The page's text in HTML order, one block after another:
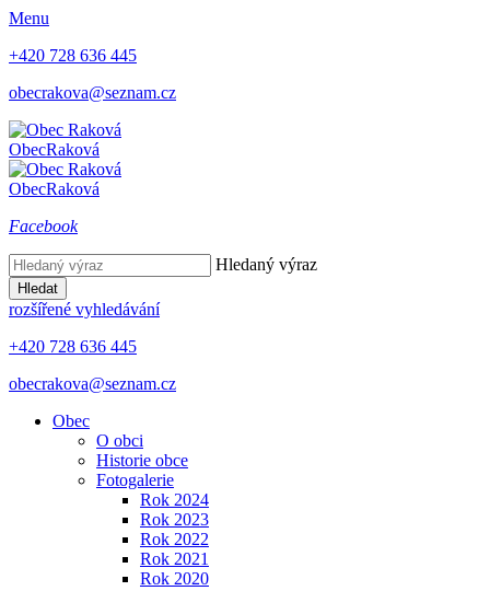
Menu
+420 728 636 445
obecrakova@seznam.cz
ObecRaková
ObecRaková
Facebook
Hledaný výraz
Hledat
rozšířené vyhledávání
+420 728 636 445
obecrakova@seznam.cz
Obec
O obci
Historie obce
Fotogalerie
Rok 2024
Rok 2023
Rok 2022
Rok 2021
Rok 2020